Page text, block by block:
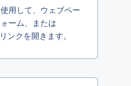
用して、ウェブペー
ーム、または
ンクを開きます。